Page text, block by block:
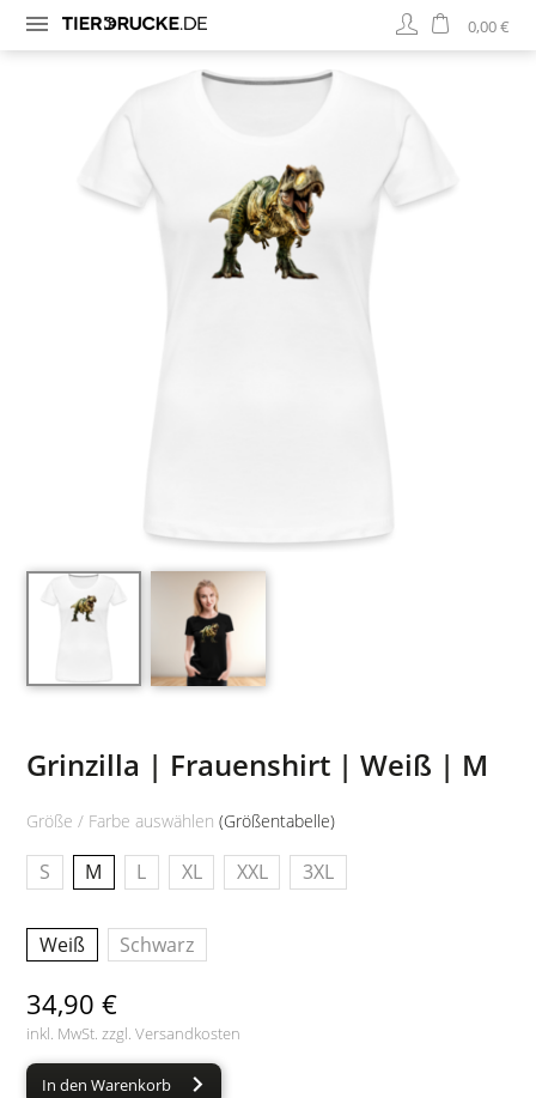
0,00 €
Grinzilla | Frauenshirt | Weiß | M
Größe / Farbe auswählen(Größentabelle)
S M L XL XXL 3XL
Weiß Schwarz
34,90 €
inkl. MwSt. zzgl.Versandkosten
In den Warenkorb